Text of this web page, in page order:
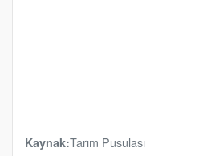
Kaynak:Tarım Pusulası